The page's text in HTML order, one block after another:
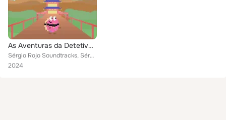
As Aventuras da Detetive Rosquinha no Templo Shao-Lu - Soundtrack
Sérgio Rojo Soundtracks, Sérgio Rojo
2024